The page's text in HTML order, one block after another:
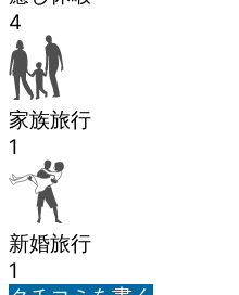
4
家族旅行
1
新婚旅行
1